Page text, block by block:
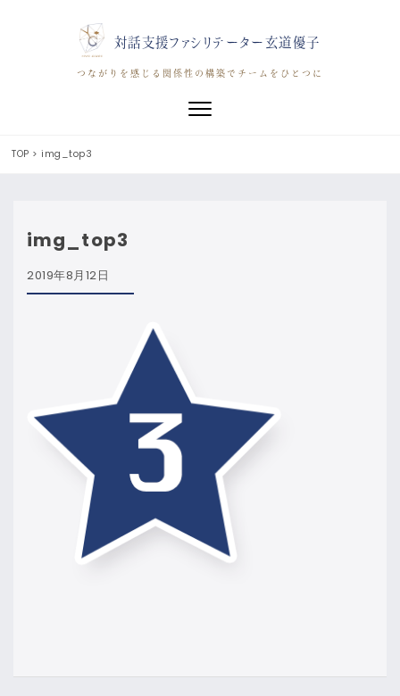
対話支援ファシリテーター玄道優子
つながりを感じる関係性の構築でチームをひとつに
Toggle navigation
TOP > img_top3
img_top3
2019年8月12日